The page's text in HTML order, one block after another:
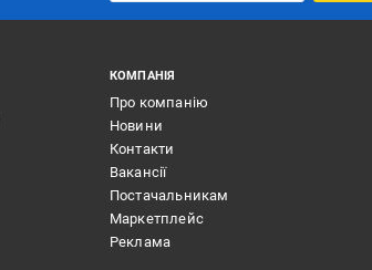
КОМПАНІЯ
Про компанію
Новини
Контакти
Вакансії
Постачальникам
Маркетплейс
Реклама